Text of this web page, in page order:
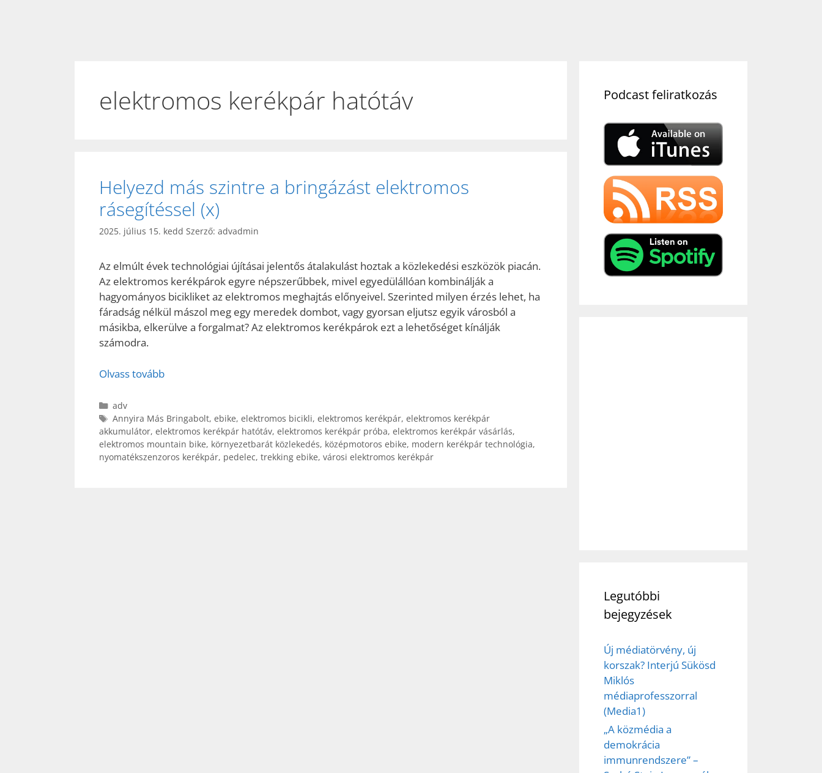
elektromos kerékpár hatótáv
Helyezd más szintre a bringázást elektromos
rásegítéssel (x)
2025. július 15. kedd Szerző: advadmin
Az elmúlt évek technológiai újításai jelentős átalakulást hoztak a közlekedési eszközök piacán.
Az elektromos kerékpárok egyre népszerűbbek, mivel egyedülállóan kombinálják a
hagyományos bicikliket az elektromos meghajtás előnyeivel. Szerinted milyen érzés lehet, ha
fáradság nélkül mászol meg egy meredek dombot, vagy gyorsan eljutsz egyik városból a
másikba, elkerülve a forgalmat? Az elektromos kerékpárok ezt a lehetőséget kínálják
számodra.
Olvass tovább
Kategória
adv
Címkék
Annyira Más Bringabolt, ebike, elektromos bicikli, elektromos kerékpár, elektromos kerékpár
akkumulátor, elektromos kerékpár hatótáv, elektromos kerékpár próba, elektromos kerékpár vásárlás,
elektromos mountain bike, környezetbarát közlekedés, középmotoros ebike, modern kerékpár technológia,
nyomatékszenzoros kerékpár, pedelec, trekking ebike, városi elektromos kerékpár
Podcast feliratkozás
Legutóbbi
bejegyzések
Új médiatörvény, új
korszak? Interjú Sükösd
Miklós
médiaprofesszorral
(Media1)
„A közmédia a
demokrácia
immunrendszere” –